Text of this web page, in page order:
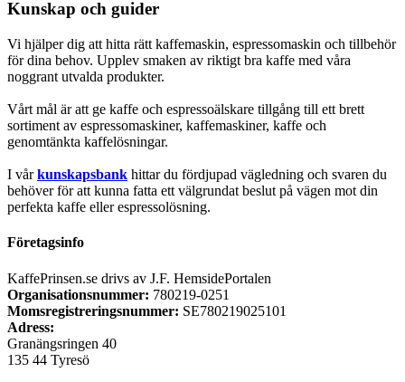
Kunskap och guider
Vi hjälper dig att hitta rätt kaffemaskin, espressomaskin och tillbehör
för dina behov. Upplev smaken av riktigt bra kaffe med våra
noggrant utvalda produkter.
Vårt mål är att ge kaffe och espressoälskare tillgång till ett brett
sortiment av espressomaskiner, kaffemaskiner, kaffe och
genomtänkta kaffelösningar.
I vårkunskapsbank hittar du fördjupad vägledning och svaren du
behöver för att kunna fatta ett välgrundat beslut på vägen mot din
perfekta kaffe eller espressolösning.
Företagsinfo
KaffePrinsen.se drivs av J.F. HemsidePortalen
Organisationsnummer: 780219-0251
Momsregistreringsnummer: SE780219025101
Adress:
Granängsringen 40
135 44 Tyresö